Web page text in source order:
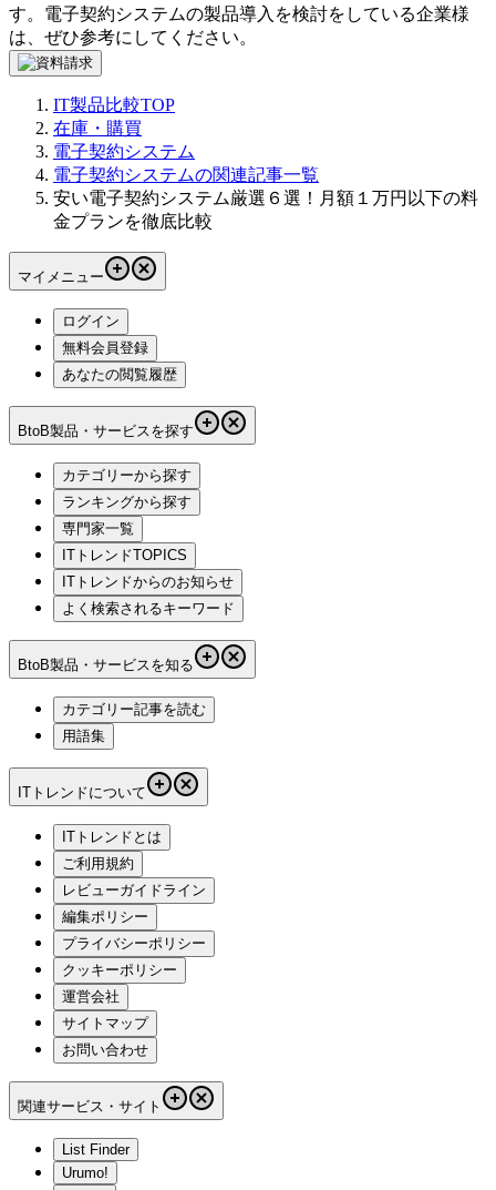
す。 電子契約システムの製品導入を検討をしている企業様
は、ぜひ参考にしてください。
IT製品比較TOP
在庫・購買
電子契約システム
電子契約システムの関連記事一覧
安い電子契約システム厳選６選！月額１万円以下の料
金プランを徹底比較
マイメニュー
ログイン
無料会員登録
あなたの閲覧履歴
BtoB製品・サービスを探す
カテゴリーから探す
ランキングから探す
専門家一覧
ITトレンドTOPICS
ITトレンドからのお知らせ
よく検索されるキーワード
BtoB製品・サービスを知る
カテゴリー記事を読む
用語集
ITトレンドについて
ITトレンドとは
ご利用規約
レビューガイドライン
編集ポリシー
プライバシーポリシー
クッキーポリシー
運営会社
サイトマップ
お問い合わせ
関連サービス・サイト
List Finder
Urumo!